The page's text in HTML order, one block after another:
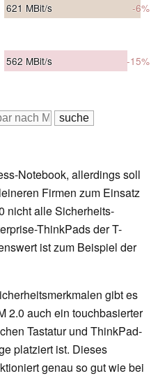
621 MBit/s -6%
562 MBit/s -15%
Notebook, allerdings soll
Firmen zum Einsatz
nicht alle Sicherheits-
ThinkPads der T-
ist zum Beispiel der
gibt es
2.0 auch ein touchbasierter
Tastatur und ThinkPad-
platziert ist. Dieses
genau so gut wie bei